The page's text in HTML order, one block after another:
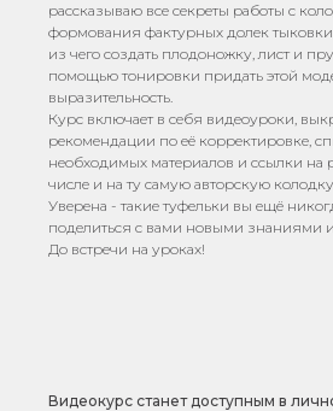
рассказываю все секреты работы с
формования фактурных долек
из чего создать плодоножку, лист и
помощью тонировки придать этой
выразительность.
Курс включает в себя видеоуроки,
рекомендации по её корректировке,
необходимых материалов и ссылки на
числе и на ту самую авторскую
Уверена - такие туфельки вы ещё
поделиться с вами новыми знаниями
До встречи на уроках!
Видеокурс станет доступным в